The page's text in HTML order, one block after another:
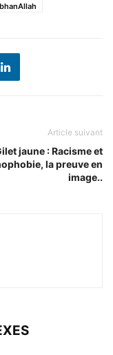
Article suivant
jaune : Racisme et
la preuve en
image..